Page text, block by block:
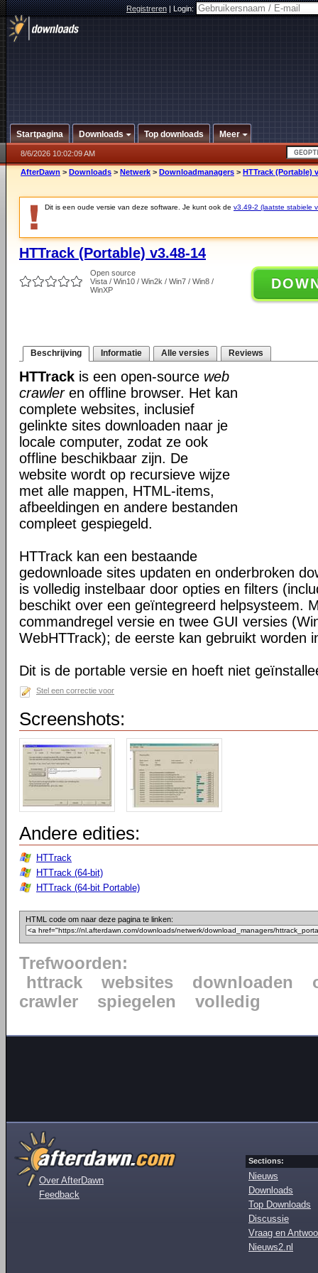
Registreren|Login:
Startpagina Downloads Top downloads Meer
8/6/2026 10:02:09 AM
AfterDawn > Downloads > Netwerk > Downloadmanagers > HTTrack (Portable)
Dit is een oude versie van deze software. Je kunt ook de v3.49-2 (laatste stabiele
HTTrack (Portable) v3.48-14
Open source
Vista / Win10 / Win2k / Win7 / Win8 /
WinXP
Beschrijving Informatie Alle versies Reviews
HTTrack is een open-source web
crawleren offline browser. Het kan
complete websites, inclusief
gelinkte sites downloaden naar je
locale computer, zodat ze ook
offline beschikbaar zijn. De
website wordt op recursieve wijze
met alle mappen, HTML-items,
afbeeldingen en andere bestanden
compleet gespiegeld.
HTTrack kan een bestaande
gedownloade sites updaten en onderbroken
is volledig instelbaar door opties en filters
beschikt over een geïntegreerd helpsysteem.
commandregel versie en twee GUI versies
WebHTTrack); de eerste kan gebruikt worden
Dit is de portable versie en hoeft niet
Stel een correctie voor
Screenshots:
Andere edities:
HTTrack
HTTrack (64-bit)
HTTrack (64-bit Portable)
HTML code om naar deze pagina te linken:
Trefwoorden:
httrack
websites downloaden
crawler
spiegelen volledig
Over AfterDawn
Feedback
Sections:
Nieuws
Downloads
Top Downloads
Discussie
Vraag en
Nieuws2.nl